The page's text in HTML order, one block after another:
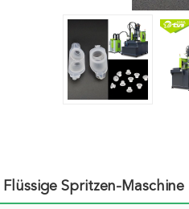
Flüssige Spritzen-